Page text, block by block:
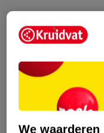
Etiketinformatie
Nature Impact
We